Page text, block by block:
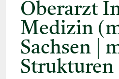
Oberarzt
Medizin
Sachsen |
Strukturen